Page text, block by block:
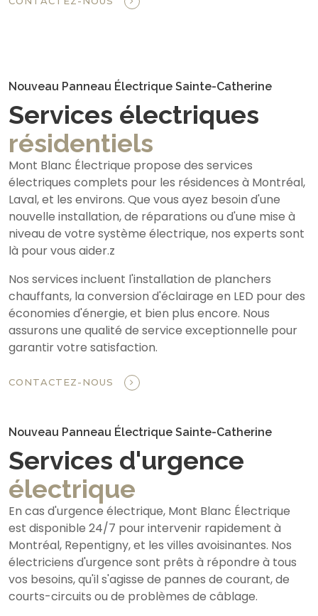
Nouveau Panneau Électrique Sainte-Catherine
Services électriques
résidentiels
Mont Blanc Électrique propose des services
électriques complets pour les résidences à Montréal,
Laval, et les environs. Que vous ayez besoin d'une
nouvelle installation, de réparations ou d'une mise à
niveau de votre système électrique, nos experts sont
là pour vous aider.z
Nos services incluent l'installation de planchers
chauffants, la conversion d'éclairage en LED pour des
économies d'énergie, et bien plus encore. Nous
assurons une qualité de service exceptionnelle pour
garantir votre satisfaction.
CONTACTEZ-NOUS
Nouveau Panneau Électrique Sainte-Catherine
Services d'urgence
électrique
En cas d'urgence électrique, Mont Blanc Électrique
est disponible 24/7 pour intervenir rapidement à
Montréal, Repentigny, et les villes avoisinantes. Nos
électriciens d'urgence sont prêts à répondre à tous
vos besoins, qu'il s'agisse de pannes de courant, de
courts-circuits ou de problèmes de câblage.